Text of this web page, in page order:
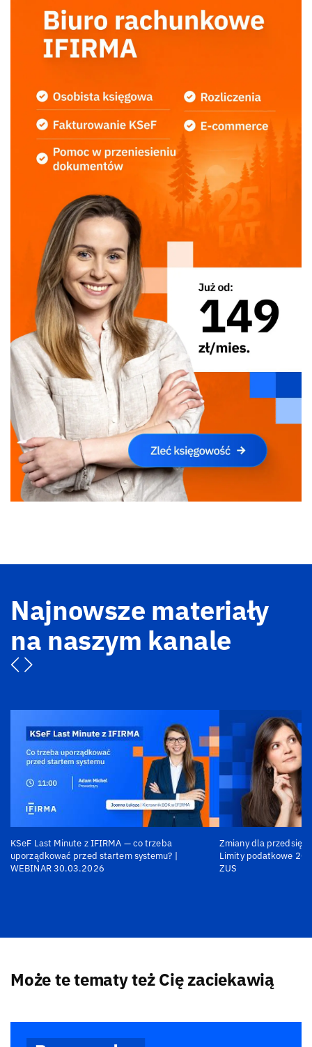
Najnowsze materiały
na naszym kanale
KSeF Last Minute z IFIRMA — co trzeba
uporządkować przed startem systemu? |
WEBINAR 30.03.2026
Zmiany dla
Limity podatkowe
ZUS
Może te tematy też Cię zaciekawią